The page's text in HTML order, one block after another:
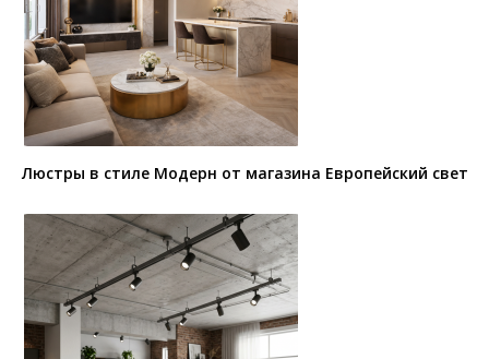
Люстры в стиле Модерн от магазина Европейский свет